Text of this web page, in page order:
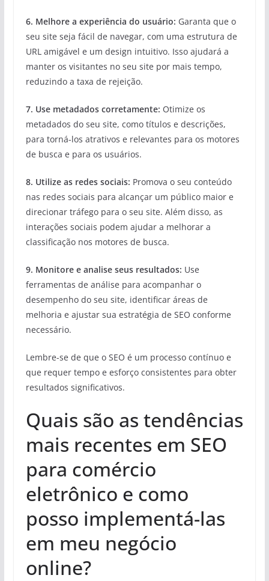
6. Melhore a experiência do usuário: Garanta que o
seu site seja fácil de navegar, com uma estrutura de
URL amigável e um design intuitivo. Isso ajudará a
manter os visitantes no seu site por mais tempo,
reduzindo a taxa de rejeição.
7. Use metadados corretamente: Otimize os
metadados do seu site, como títulos e descrições,
para torná-los atrativos e relevantes para os motores
de busca e para os usuários.
8. Utilize as redes sociais: Promova o seu conteúdo
nas redes sociais para alcançar um público maior e
direcionar tráfego para o seu site. Além disso, as
interações sociais podem ajudar a melhorar a
classificação nos motores de busca.
9. Monitore e analise seus resultados: Use
ferramentas de análise para acompanhar o
desempenho do seu site, identificar áreas de
melhoria e ajustar sua estratégia de SEO conforme
necessário.
Lembre-se de que o SEO é um processo contínuo e
que requer tempo e esforço consistentes para obter
resultados significativos.
Quais são as tendências
mais recentes em SEO
para comércio
eletrônico e como
posso implementá-las
em meu negócio
online?